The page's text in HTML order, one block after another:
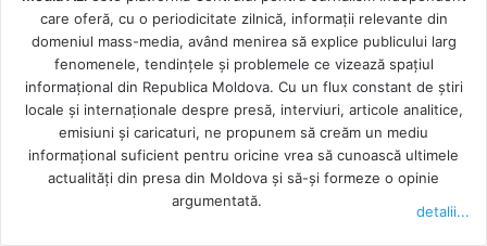
care oferă, cu o periodicitate zilnică, informații relevante din
domeniul mass-media, având menirea să explice publicului larg
fenomenele, tendințele și problemele ce vizează spațiul
informațional din Republica Moldova. Cu un flux constant de ştiri
locale şi internaţionale despre presă, interviuri, articole analitice,
emisiuni și caricaturi, ne propunem să creăm un mediu
informaţional suficient pentru oricine vrea să cunoască ultimele
actualităţi din presa din Moldova şi să-şi formeze o opinie
argumentată.
detalii...